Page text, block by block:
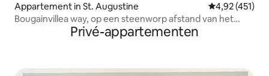
Appartement in St. Augustine Gemiddelde
4,92 (451)
Bougainvillea way, op een steenworp afstand van het
stadscentrum, romantisch.
Privé-appartementen